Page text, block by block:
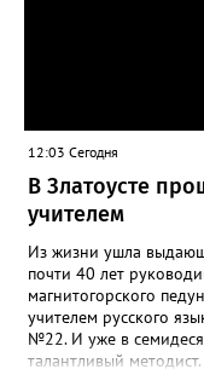
12:03 Сегодня
В Златоусте
учителем
Из жизни ушла
почти 40 лет
магнитогорского
учителем русского
№22. И уже в
талантливый